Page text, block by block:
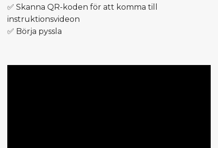
✅ Skanna QR-koden för att komma till
instruktionsvideon
✅ Börja pyssla